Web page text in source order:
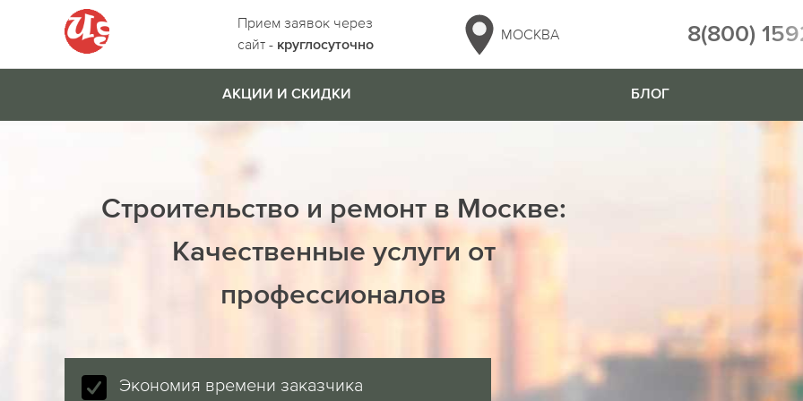
Прием заявок через
сайт - круглосуточно
МОСКВА 8(800)
АКЦИИ И СКИДКИ БЛОГ
Строительство и ремонт в Москве:
Качественные услуги от
профессионалов
Экономия времени заказчика